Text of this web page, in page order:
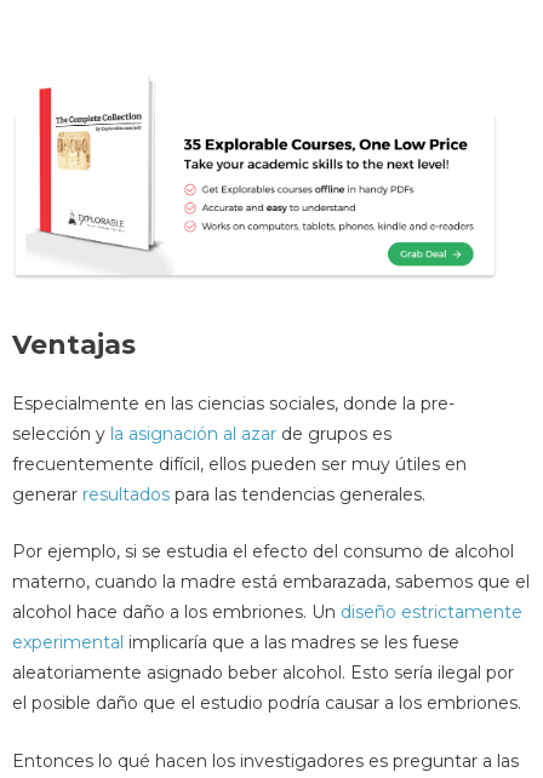
Ventajas
Especialmente en las ciencias sociales, donde la pre-
selección y la asignación al azar de grupos es
frecuentemente difícil, ellos pueden ser muy útiles en
generar resultados para las tendencias generales.
Por ejemplo, si se estudia el efecto del consumo de alcohol
materno, cuando la madre está embarazada, sabemos que el
alcohol hace daño a los embriones. Un diseño estrictamente
experimental implicaría que a las madres se les fuese
aleatoriamente asignado beber alcohol. Esto sería ilegal por
el posible daño que el estudio podría causar a los embriones.
Entonces lo qué hacen los investigadores es preguntar a las